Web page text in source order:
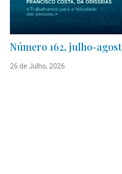
Número 162, julho-
26 de Julho, 2026